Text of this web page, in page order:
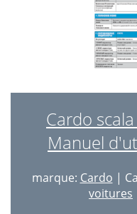
Cardo
Manuel
marque: Cardo |
voitures